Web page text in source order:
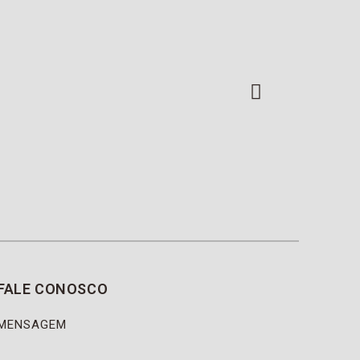
CONOSCO